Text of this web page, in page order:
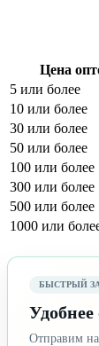
Цена
5 или более
10 или более
30 или более
50 или более
100 или более
300 или более
500 или более
1000 или
БЫСТРЫЙ
Отправим